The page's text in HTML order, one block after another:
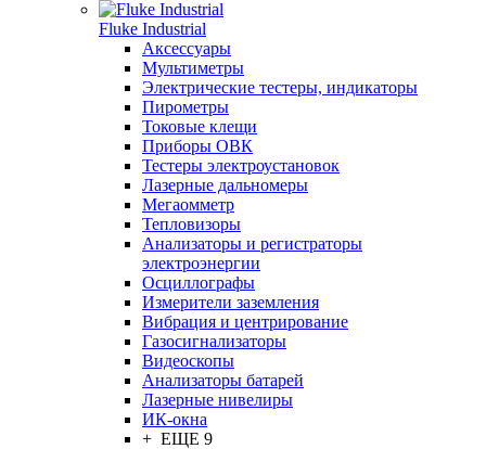
Fluke Industrial
Аксессуары
Мультиметры
Электрические тестеры, индикаторы
Пирометры
Токовые клещи
Приборы ОВК
Тестеры электроустановок
Лазерные дальномеры
Мегаомметр
Тепловизоры
Анализаторы и регистраторы
электроэнергии
Осциллографы
Измерители заземления
Вибрация и центрирование
Газосигнализаторы
Видеоскопы
Анализаторы батарей
Лазерные нивелиры
ИК-окна
+ ЕЩЕ 9